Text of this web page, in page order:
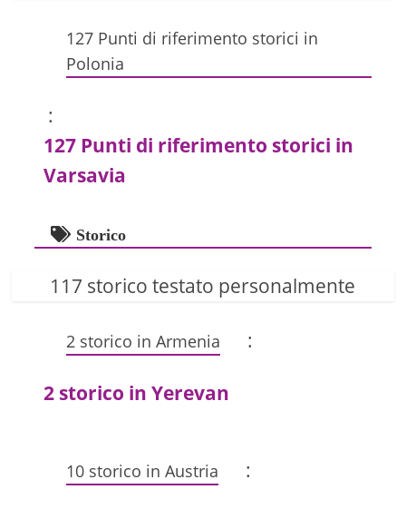
127 Punti di riferimento storici in
Polonia
:
127 Punti di riferimento storici in
Varsavia
Storico
117 storico testato personalmente
2 storico in Armenia :
2 storico in Yerevan
10 storico in Austria :